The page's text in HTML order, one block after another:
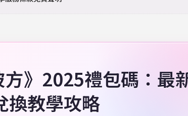
方》2025禮包碼：最
換教學攻略